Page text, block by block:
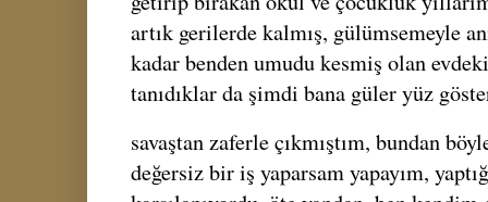
artık gerilerde kalmış, gülümsemeyle
kadar benden umudu kesmiş olan
tanıdıklar da şimdi bana güler yüz
savaştan zaferle çıkmıştım, bundan
değersiz bir iş yaparsam yapayım,